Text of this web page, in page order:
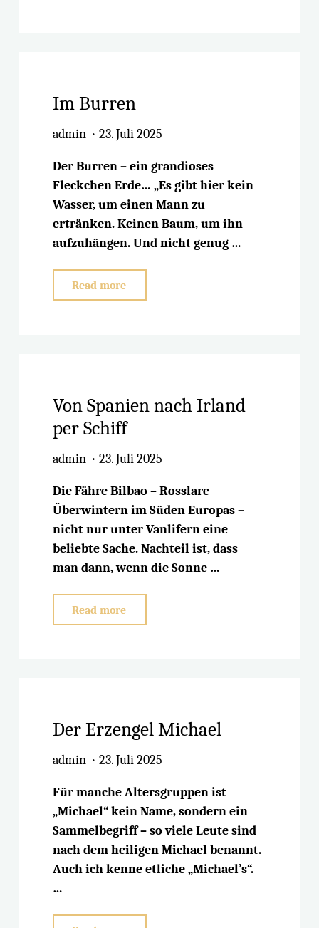
Im Burren
admin 23. Juli 2025
Der Burren – ein grandioses
Fleckchen Erde… „Es gibt hier kein
Wasser, um einen Mann zu
ertränken. Keinen Baum, um ihn
aufzuhängen. Und nicht genug …
Read more
Von Spanien nach Irland
per Schiff
admin 23. Juli 2025
Die Fähre Bilbao – Rosslare
Überwintern im Süden Europas –
nicht nur unter Vanlifern eine
beliebte Sache. Nachteil ist, dass
man dann, wenn die Sonne …
Read more
Schiff"
Der Erzengel Michael
admin 23. Juli 2025
Für manche Altersgruppen ist
„Michael“ kein Name, sondern ein
Sammelbegriff – so viele Leute sind
nach dem heiligen Michael benannt.
Auch ich kenne etliche „Michael’s“.
…